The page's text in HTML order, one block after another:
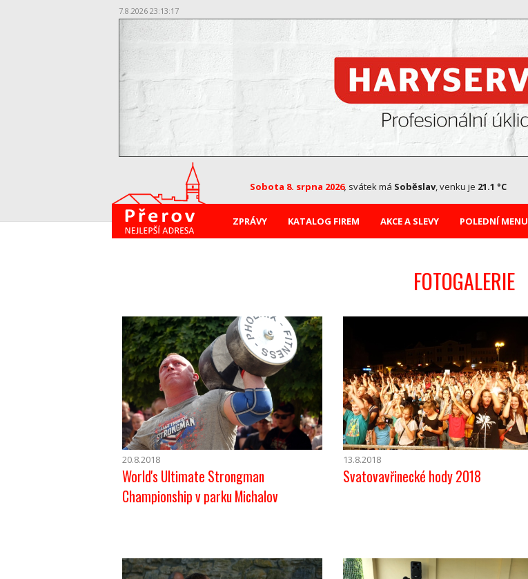
7.8.2026 23:13:18
Sobota 8. srpna 2026, svátek má Soběslav, venku je 21.1 °C
ZPRÁVY KATALOG FIREM AKCE A SLEVY POLEDNÍ MENU
FOTOGALERIE
20.8.2018
World's Ultimate Strongman
Championship v parku Michalov
13.8.2018
Svatovavřinecké hody 2018